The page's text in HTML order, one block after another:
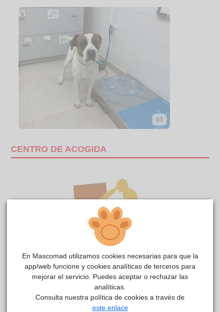
1/1
CENTRO DE ACOGIDA
reside actualmente en el centro de acogidaAnaa
En Mascomad utilizamos cookies necesarias para que la
app/web funcione y cookies analíticas de terceros para
mejorar el servicio. Puedes aceptar o rechazar las
analíticas.
Consulta nuestra política de cookies a través de
este enlace